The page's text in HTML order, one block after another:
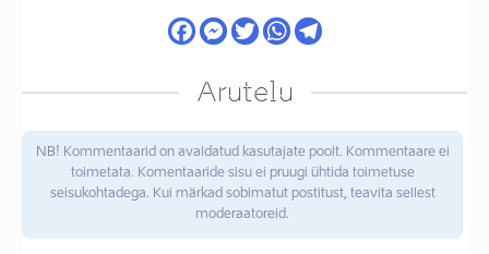
Arutelu
NB! Kommentaarid on avaldatud kasutajate poolt. Kommentaare ei
toimetata. Komentaaride sisu ei pruugi ühtida toimetuse
seisukohtadega. Kui märkad sobimatut postitust, teavita sellest
moderaatoreid.